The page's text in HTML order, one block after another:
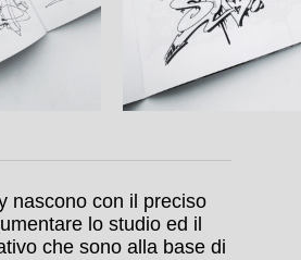
nascono con il preciso
lo studio ed il
che sono alla base di